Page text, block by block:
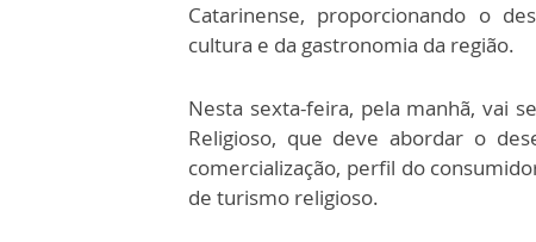
Catarinense, proporcionando o
cultura e da gastronomia da região.
Nesta sexta-feira, pela manhã, vai
Religioso, que deve abordar o
comercialização, perfil do
de turismo religioso.